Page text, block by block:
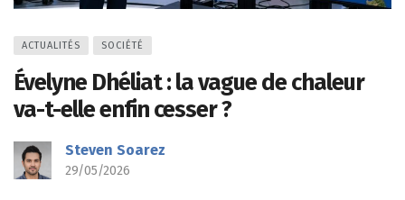
ACTUALITÉS SOCIÉTÉ
Évelyne Dhéliat : la vague de chaleur
va-t-elle enfin cesser ?
Steven Soarez
29/05/2026